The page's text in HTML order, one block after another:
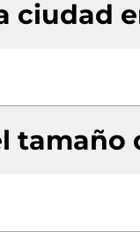
ciudad
tamaño